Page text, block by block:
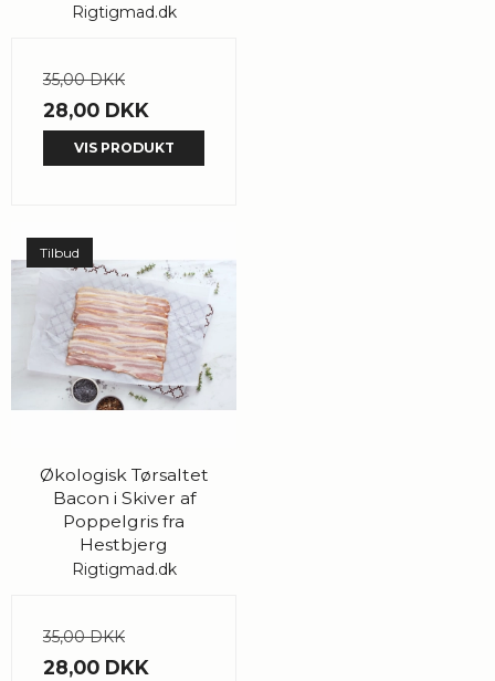
Rigtigmad.dk
35,00 DKK
28,00 DKK
VIS PRODUKT
Tilbud
Økologisk Tørsaltet
Bacon i Skiver af
Poppelgris fra
Hestbjerg
Rigtigmad.dk
35,00 DKK
28,00 DKK